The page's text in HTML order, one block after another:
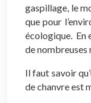
gaspillage, le
que pour
écologique. En
de nombreuses
Il faut savoir
de chanvre est